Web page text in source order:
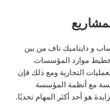
تكامل دايناميك 365 و ساب و دايناميك ناف من بين
موارد المؤسسات
التجارية ومع ذلك فإن
مع أنظمة المؤسسة
هو أحد أكثر المهام تحديًا.